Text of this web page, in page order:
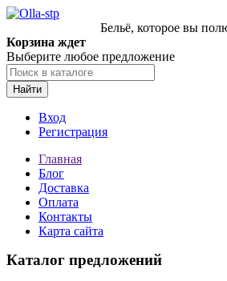
Бельё, которое вы
Корзина ждет
Выберите любое предложение
Найти
Вход
Регистрация
Главная
Блог
Доставка
Оплата
Контакты
Карта сайта
Каталог предложений